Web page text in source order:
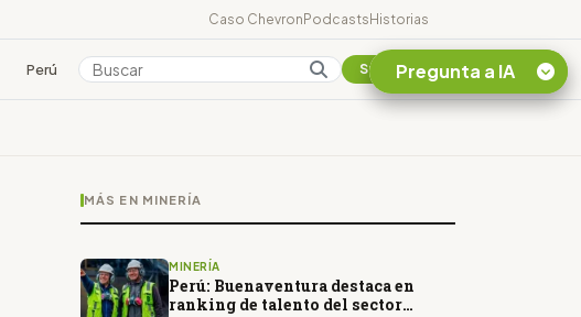
Caso ChevronPodcastsHistorias
Perú Colombia Suscribirse
MÁS EN MINERÍA
MINERÍA
Perú: Buenaventura destaca en
ranking de talento del sector
Pregunta a IA
¿En que consiste la